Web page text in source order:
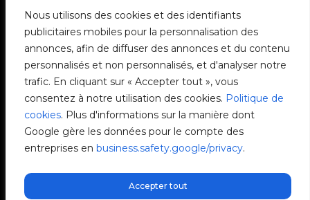
Nous utilisons des cookies et des identifiants
publicitaires mobiles pour la personnalisation des
annonces, afin de diffuser des annonces et du contenu
personnalisés et non personnalisés, et d'analyser notre
trafic. En cliquant sur « Accepter tout », vous
consentez à notre utilisation des cookies. Politique de
cookies. Plus d'informations sur la manière dont
Google gère les données pour le compte des
entreprises en business.safety.google/privacy.
Accepter tout
e-Chargers
V2C Cloud
V2C Payments
Blog